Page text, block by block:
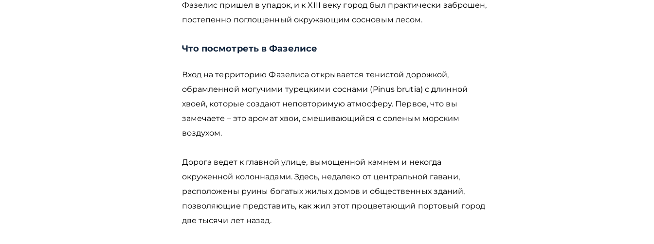
Фазелис пришел в упадок, и к XIII веку город был практически заброшен,
постепенно поглощенный окружающим сосновым лесом.
Что посмотреть в Фазелисе
Вход на территорию Фазелиса открывается тенистой дорожкой,
обрамленной могучими турецкими соснами (Pinus brutia) с длинной
хвоей, которые создают неповторимую атмосферу. Первое, что вы
замечаете – это аромат хвои, смешивающийся с соленым морским
воздухом.
Дорога ведет к главной улице, вымощенной камнем и некогда
окруженной колоннадами. Здесь, недалеко от центральной гавани,
расположены руины богатых жилых домов и общественных зданий,
позволяющие представить, как жил этот процветающий портовый город
две тысячи лет назад.